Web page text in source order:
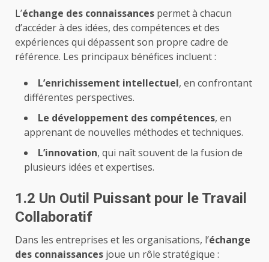
L’échange des connaissances permet à chacun
d’accéder à des idées, des compétences et des
expériences qui dépassent son propre cadre de
référence. Les principaux bénéfices incluent :
L’enrichissement intellectuel, en confrontant
différentes perspectives.
Le développement des compétences, en
apprenant de nouvelles méthodes et techniques.
L’innovation, qui naît souvent de la fusion de
plusieurs idées et expertises.
1.2 Un Outil Puissant pour le Travail
Collaboratif
Dans les entreprises et les organisations, l’échange
des connaissances joue un rôle stratégique :